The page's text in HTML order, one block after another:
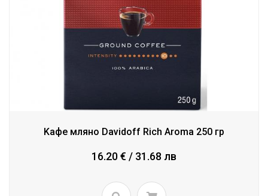
Kафе мляно Davidoff Rich Aroma 250 гр
16.20 € / 31.68 лв